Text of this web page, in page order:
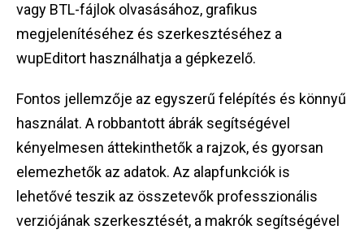
vagy BTL-fájlok olvasásához, grafikus
megjelenítéséhez és szerkesztéséhez a
wupEditort használhatja a gépkezelő.
Fontos jellemzője az egyszerű felépítés és könnyű
használat. A robbantott ábrák segítségével
kényelmesen áttekinthetők a rajzok, és gyorsan
elemezhetők az adatok. Az alapfunkciók is
lehetővé teszik az összetevők professzionális
verziójának szerkesztését, a makrók segítségével